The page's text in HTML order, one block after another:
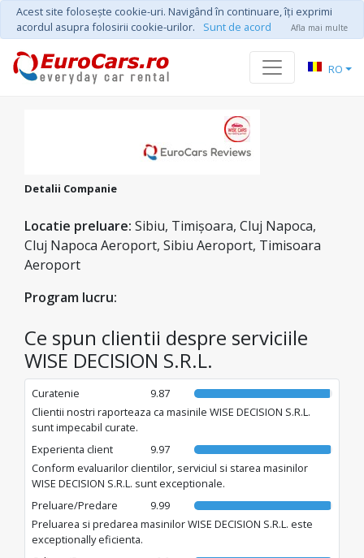
Acest site foloseşte cookie-uri. Navigând în continuare, îţi exprimi
acordul asupra folosirii cookie-urilor.
Sunt de acord Afla mai multe
RO
Detalii Companie
Locatie preluare: Sibiu, Timișoara, Cluj Napoca,
Cluj Napoca Aeroport, Sibiu Aeroport, Timisoara
Aeroport
Program lucru:
Ce spun clientii despre serviciile
WISE DECISION S.R.L.
Curatenie
9.87
Clientii nostri raporteaza ca masinile WISE DECISION S.R.L.
sunt impecabil curate.
Experienta client
9.97
Conform evaluarilor clientilor, serviciul si starea masinilor
WISE DECISION S.R.L. sunt exceptionale.
Preluare/Predare
9.99
Preluarea si predarea masinilor WISE DECISION S.R.L. este
exceptionally eficienta.